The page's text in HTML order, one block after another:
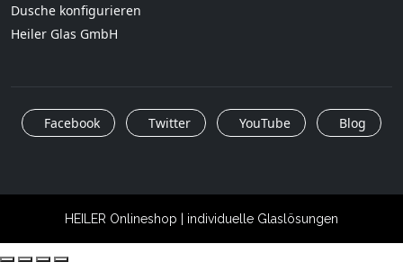
Dusche konfigurieren
Heiler Glas GmbH
Facebook Twitter YouTube Blog
HEILER Onlineshop | individuelle Glaslösungen